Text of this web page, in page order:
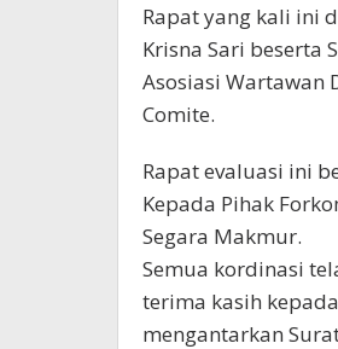
Rapat yang kali ini
Krisna Sari beserta
Asosiasi Wartawan
Comite.
Rapat evaluasi ini
Kepada Pihak
Segara Makmur.
Semua kordinasi
terima kasih
mengantarkan